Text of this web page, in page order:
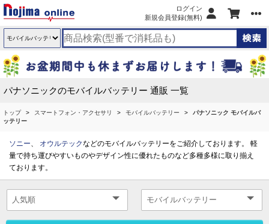
ログイン
新規会員登録(無料)
パナソニックのモバイルバッテリー 通販 一覧
トップ スマートフォン・アクセサリ モバイルバッテリー
パナソニック モバイルバ
ッテリー
ソニー、 オウルテックなどのモバイルバッテリーをご紹介しております。 軽
量で持ち運びやすいものやデザイン性に優れたものなど多種多様に取り揃え
ております。